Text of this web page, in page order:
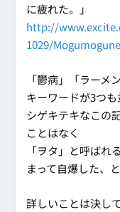
に疲れた。」
http://
1029/
「鬱病」「ラーメ
キーワードが3つ
シゲキテキなこの
ことはなく
「ヲタ」と呼ばれ
まって自爆した、
詳しいことは決し